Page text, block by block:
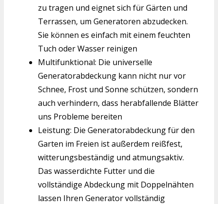
zu tragen und eignet sich für Gärten und
Terrassen, um Generatoren abzudecken.
Sie können es einfach mit einem feuchten
Tuch oder Wasser reinigen
Multifunktional: Die universelle
Generatorabdeckung kann nicht nur vor
Schnee, Frost und Sonne schützen, sondern
auch verhindern, dass herabfallende Blätter
uns Probleme bereiten
Leistung: Die Generatorabdeckung für den
Garten im Freien ist außerdem reißfest,
witterungsbeständig und atmungsaktiv.
Das wasserdichte Futter und die
vollständige Abdeckung mit Doppelnähten
lassen Ihren Generator vollständig